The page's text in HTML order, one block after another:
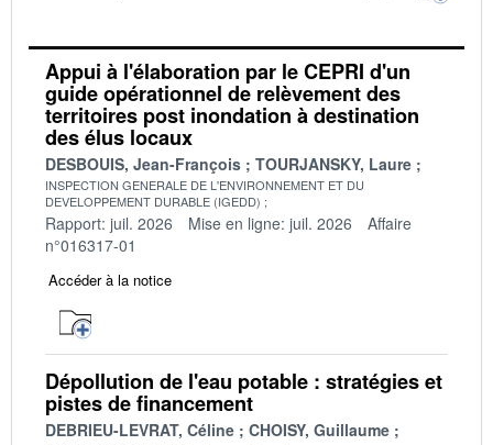
Appui à l'élaboration par le CEPRI d'un
guide opérationnel de relèvement des
territoires post inondation à destination
des élus locaux
DESBOUIS, Jean-François TOURJANSKY, Laure
INSPECTION GENERALE DE L'ENVIRONNEMENT ET DU
DEVELOPPEMENT DURABLE (IGEDD)
Rapport: juil. 2026 Mise en ligne: juil. 2026
Affaire
n°016317-01
Accéder à la notice
Dépollution de l'eau potable : stratégies et
pistes de financement
DEBRIEU-LEVRAT, Céline
CHOISY, Guillaume